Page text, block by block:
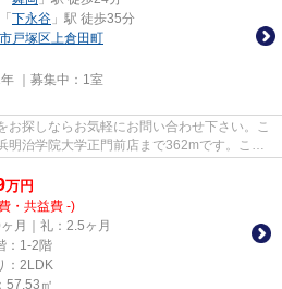
「 下永谷 」駅 徒歩35分
戸塚区上倉田町
｜募集中： 1室
お探しならお気軽にお問い合わせ下さい。こ
明治学院大学正門前店まで362mです。こち
万円
・共益費 -)
月｜礼：2.5ヶ月
：1-2階
：2LDK
57.53㎡